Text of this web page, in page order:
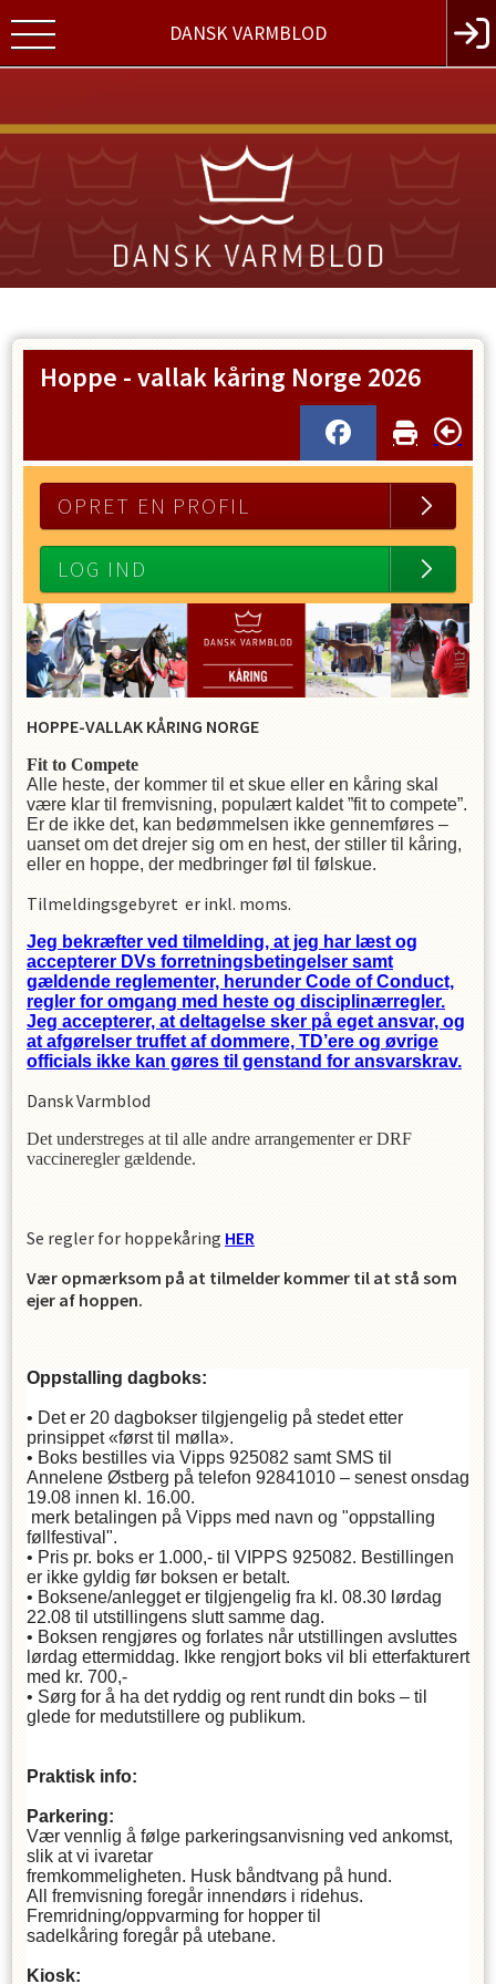
DANSK VARMBLOD
Hoppe - vallak kåring Norge 2026
OPRET EN PROFIL
LOG IND
HOPPE-VALLAK KÅRING NORGE
Fit to Compete
Alle heste, der kommer til et skue eller en kåring skal
være klar til fremvisning, populært kaldet ”fit to compete”.
Er de ikke det, kan bedømmelsen ikke gennemføres –
uanset om det drejer sig om en hest, der stiller til kåring,
eller en hoppe, der medbringer føl til følskue.
Tilmeldingsgebyret er inkl. moms.
Jeg bekræfter ved tilmelding, at jeg har læst og
accepterer DVs forretningsbetingelser samt
gældende reglementer, herunder Code of Conduct,
regler for omgang med heste og disciplinærregler.
Jeg accepterer, at deltagelse sker på eget ansvar, og
at afgørelser truffet af dommere, TD’ere og øvrige
officials ikke kan gøres til genstand for ansvarskrav.
Dansk Varmblod
Det understreges at til alle andre arrangementer er DRF
vaccineregler gældende.
Se regler for hoppekåring HER
Vær opmærksom på at tilmelder kommer til at stå som
ejer af hoppen.
Oppstalling dagboks:
• Det er 20 dagbokser tilgjengelig på stedet etter
prinsippet «først til mølla».
• Boks bestilles via Vipps 925082 samt SMS til
Annelene Østberg på telefon 92841010 – senest onsdag
19.08 innen kl. 16.00.
merk betalingen på Vipps med navn og "oppstalling
føllfestival".
• Pris pr. boks er 1.000,- til VIPPS 925082. Bestillingen
er ikke gyldig før boksen er betalt.
• Boksene/anlegget er tilgjengelig fra kl. 08.30 lørdag
22.08 til utstillingens slutt samme dag.
• Boksen rengjøres og forlates når utstillingen avsluttes
lørdag ettermiddag. Ikke rengjort boks vil bli etterfakturert
med kr. 700,-
• Sørg for å ha det ryddig og rent rundt din boks – til
glede for medutstillere og publikum.
Praktisk info:
Parkering:
Vær vennlig å følge parkeringsanvisning ved ankomst,
slik at vi ivaretar
fremkommeligheten. Husk båndtvang på hund.
All fremvisning foregår innendørs i ridehus.
Fremridning/oppvarming for hopper til
sadelkåring foregår på utebane.
Kiosk: